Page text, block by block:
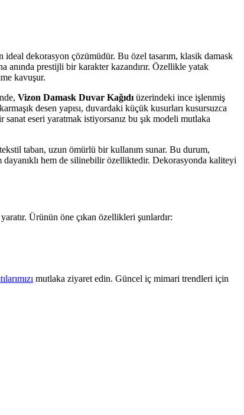
ideal dekorasyon çözümüdür. Bu özel tasarım, klasik damask
anında prestijli bir karakter kazandırır. Özellikle yatak
kavuşur.
Vizon Damask Duvar Kağıdı üzerindeki ince işlenmiş
desen yapısı, duvardaki küçük kusurları kusursuzca
sanat eseri yaratmak istiyorsanız bu şık modeli mutlaka
taban, uzun ömürlü bir kullanım sunar. Bu durum,
hem de silinebilir özelliktedir. Dekorasyonda kaliteyi
Ürünün öne çıkan özellikleri şunlardır:
mutlaka ziyaret edin. Güncel iç mimari trendleri için